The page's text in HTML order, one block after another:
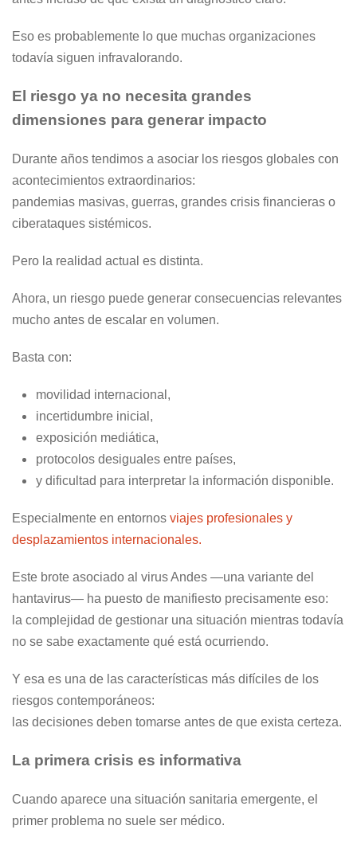
Eso es probablemente lo que muchas organizaciones
todavía siguen infravalorando.
El riesgo ya no necesita grandes
dimensiones para generar impacto
Durante años tendimos a asociar los riesgos globales con
acontecimientos extraordinarios:
pandemias masivas, guerras, grandes crisis financieras o
ciberataques sistémicos.
Pero la realidad actual es distinta.
Ahora, un riesgo puede generar consecuencias relevantes
mucho antes de escalar en volumen.
Basta con:
movilidad internacional,
incertidumbre inicial,
exposición mediática,
protocolos desiguales entre países,
y dificultad para interpretar la información disponible.
Especialmente en entornos viajes profesionales y
desplazamientos internacionales.
Este brote asociado al virus Andes —una variante del
hantavirus— ha puesto de manifiesto precisamente eso:
la complejidad de gestionar una situación mientras todavía
no se sabe exactamente qué está ocurriendo.
Y esa es una de las características más difíciles de los
riesgos contemporáneos:
las decisiones deben tomarse antes de que exista certeza.
La primera crisis es informativa
Cuando aparece una situación sanitaria emergente, el
primer problema no suele ser médico.